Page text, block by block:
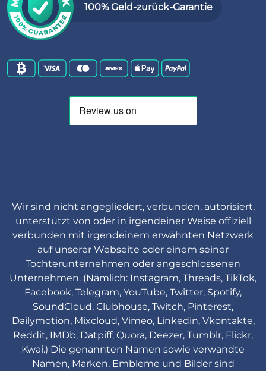
100% Geld-zurück-Garantie
Wir sind nicht angegliedert, verbunden, autorisiert,
unterstützt von oder in irgendeiner Weise offiziell
verbunden mit irgendeinem erwähnten Netzwerk
auf unserer Webseite oder einem seiner
Tochterunternehmen oder angeschlossenen
Unternehmen. (Nämlich: Instagram, Threads, TikTok,
Facebook, Telegram, YouTube, Twitter, Spotify,
SoundCloud, Clubhouse, Twitch, Pinterest,
Dailymotion, Mixcloud, Vimeo, Linkedin, Vkontakte,
Reddit, IMDb, Datpiff, Quora, Deezer, Tumblr, Flickr,
Kwai.) Die genannten Namen sowie verwandte
Namen, Marken, Embleme und Bilder sind